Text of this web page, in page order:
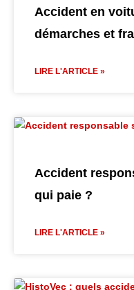
Accident en
démarches et
LIRE L'ARTICLE »
Accident
qui paie ?
LIRE L'ARTICLE »